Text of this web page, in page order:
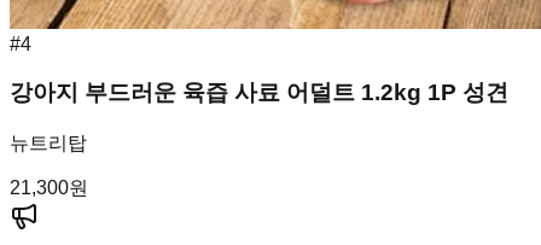
#4
강아지 부드러운 육즙 사료 어덜트 1.2kg 1P 성견
뉴트리탑
21,300원